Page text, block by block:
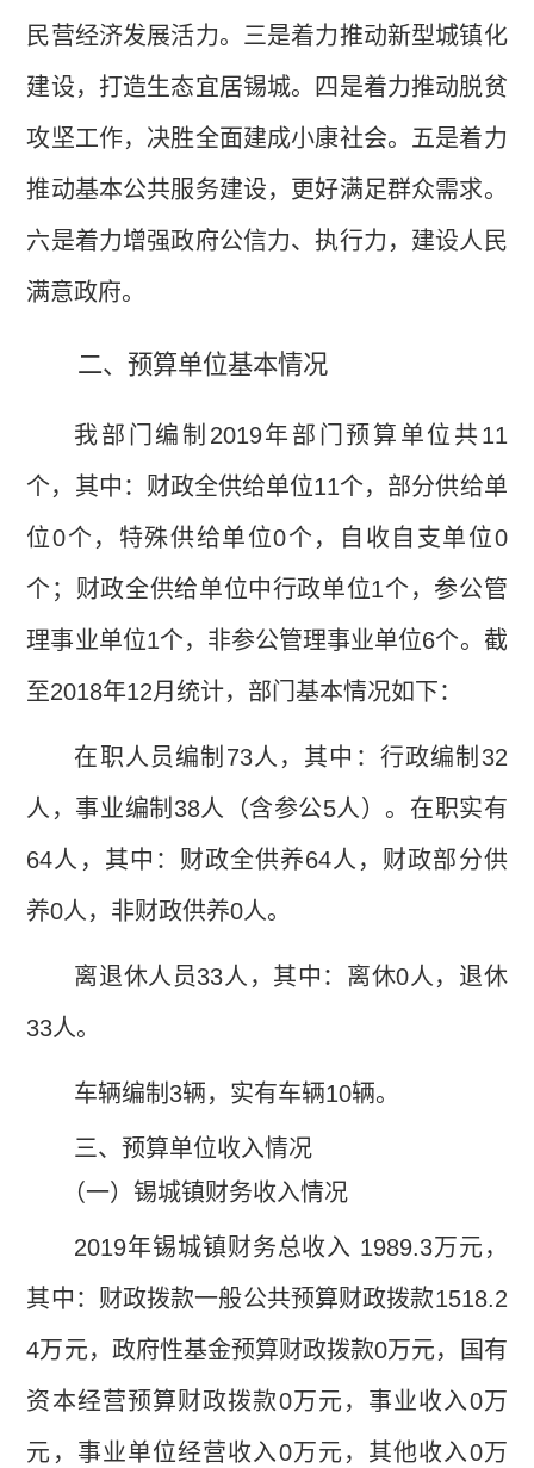
民营经济发展活力。三是着力推动新型城镇化
建设，打造生态宜居锡城。四是着力推动脱贫
攻坚工作，决胜全面建成小康社会。五是着力
推动基本公共服务建设，更好满足群众需求。
六是着力增强政府公信力、执行力，建设人民
满意政府。
二、预算单位基本情况
我部门编制 2019年部门预算单位共 11
个，其中：财政全供给单位11个，部分供给单
位0个，特殊供给单位0个，自收自支单位0
个；财政全供给单位中行政单位1个，参公管
理事业单位1个，非参公管理事业单位6个。截
至2018年12月统计，部门基本情况如下：
在职人员编制 73人，其中：行政编制 32
人，事业编制 38人（含参公5人）。在职实有
64人，其中：财政全供养64人，财政部分供
养0人，非财政供养0人。
离退休人员33人，其中：离休0人，退休
33人。
车辆编制 3辆，实有车辆10辆。
三、预算单位收入情况
（一）锡城镇财务收入情况
2019年锡城镇财务总收入 1989.3万元，
其中：财政拨款一般公共预算财政拨款1518.2
4万元，政府性基金预算财政拨款0万元，国有
资本经营预算财政拨款0万元，事业收入0万
元，事业单位经营收入0万元，其他收入0万